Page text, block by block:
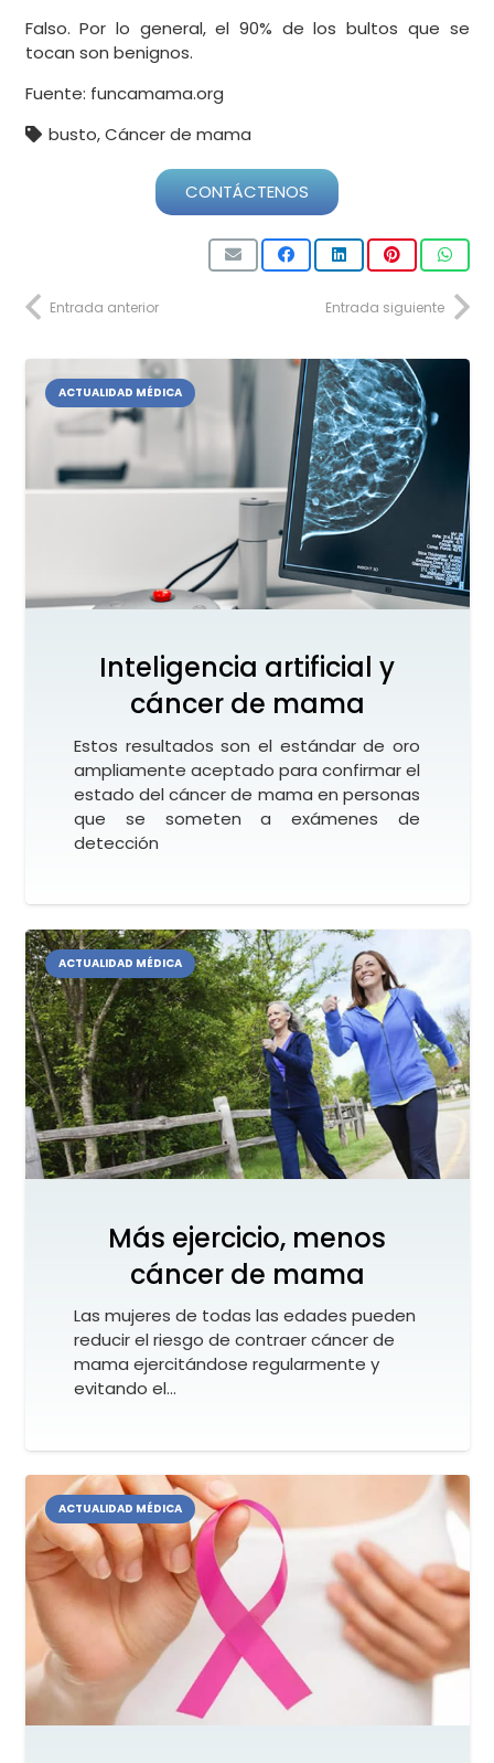
Falso. Por lo general, el 90% de los bultos que se
tocan son benignos.
Fuente: funcamama.org
busto,Cáncer de mama
CONTÁCTENOS
Entrada anterior Entrada siguiente
ACTUALIDAD MÉDICA
Inteligencia artificial y
cáncer de mama
Estos resultados son el estándar de oro
ampliamente aceptado para confirmar el
estado del cáncer de mama en personas
que se someten a exámenes de
detección
ACTUALIDAD MÉDICA
Más ejercicio, menos
cáncer de mama
Las mujeres de todas las edades pueden
reducir el riesgo de contraer cáncer de
mama ejercitándose regularmente y
evitando el…
ACTUALIDAD MÉDICA